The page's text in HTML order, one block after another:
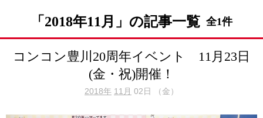
「2018年11月」の記事一覧 全1件
コンコン豊川20周年イベント 11月23日
(金・祝)開催！
2018年 11月 02日 （金）